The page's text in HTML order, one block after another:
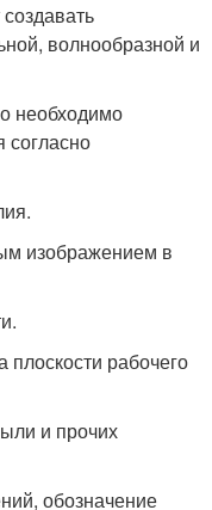
волнообразной и
необходимо
согласно
изображением в
рабочего
и прочих
обозначение